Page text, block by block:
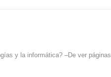
y la informática? –De ver páginas